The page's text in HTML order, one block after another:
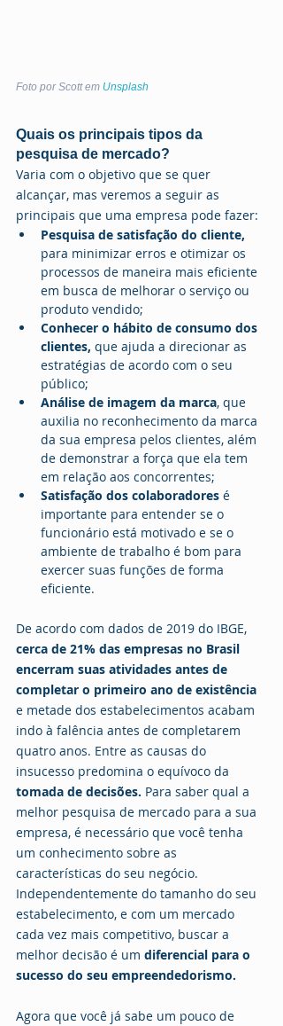
Foto por Scott em Unsplash
Quais os principais tipos da
pesquisa de mercado?
Varia com o objetivo que se quer
alcançar, mas veremos a seguir as
principais que uma empresa pode fazer:
Pesquisa de satisfação do cliente,
para minimizar erros e otimizar os
processos de maneira mais eficiente
em busca de melhorar o serviço ou
produto vendido;
Conhecer o hábito de consumo dos
clientes, que ajuda a direcionar as
estratégias de acordo com o seu
público;
Análise de imagem da marca, que
auxilia no reconhecimento da marca
da sua empresa pelos clientes, além
de demonstrar a força que ela tem
em relação aos concorrentes;
Satisfação dos colaboradores é
importante para entender se o
funcionário está motivado e se o
ambiente de trabalho é bom para
exercer suas funções de forma
eficiente.
De acordo com dados de 2019 do IBGE,
cerca de 21% das empresas no Brasil
encerram suas atividades antes de
completar o primeiro ano de existência
e metade dos estabelecimentos acabam
indo à falência antes de completarem
quatro anos. Entre as causas do
insucesso predomina o equívoco da
tomada de decisões. Para saber qual a
melhor pesquisa de mercado para a sua
empresa, é necessário que você tenha
um conhecimento sobre as
características do seu negócio.
Independentemente do tamanho do seu
estabelecimento, e com um mercado
cada vez mais competitivo, buscar a
melhor decisão é um diferencial para o
sucesso do seu empreendedorismo.
Agora que você já sabe um pouco de